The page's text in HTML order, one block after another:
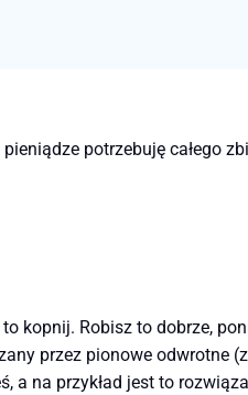
potrzebuję całego
kopnij. Robisz to dobrze,
przez pionowe odwrotne
a na przykład jest to